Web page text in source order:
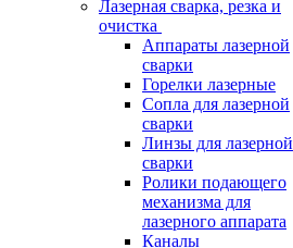
Лазерная сварка, резка и
очистка
Аппараты лазерной
сварки
Горелки лазерные
Сопла для лазерной
сварки
Линзы для лазерной
сварки
Ролики подающего
механизма для
лазерного аппарата
Каналы